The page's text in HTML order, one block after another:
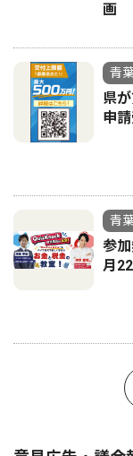
画
青
県
申
青
参
月